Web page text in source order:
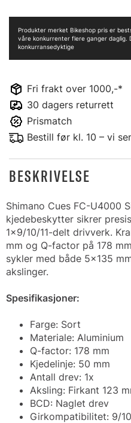
Fri frakt over 1000,-*
30 dagers returrett
Prismatch
Bestill før kl. 10 – vi
Produkter merket Bikeshop pris er
våre konkurrenter flere ganger daglig.
konkurransedyktige
BESKRIVELSE
Shimano Cues FC-U4000
kjedebeskytter sikrer
1x9/10/11-delt drivverk.
mm og Q-factor på 178
sykler med både 5x135
akslinger.
Spesifikasjoner:
Farge: Sort
Materiale: Aluminium
Q-factor: 178 mm
Kjedelinje: 50 mm
Antall drev: 1x
Aksling: Firkant 123
BCD: Naglet drev
Girkompatibilitet: 9/